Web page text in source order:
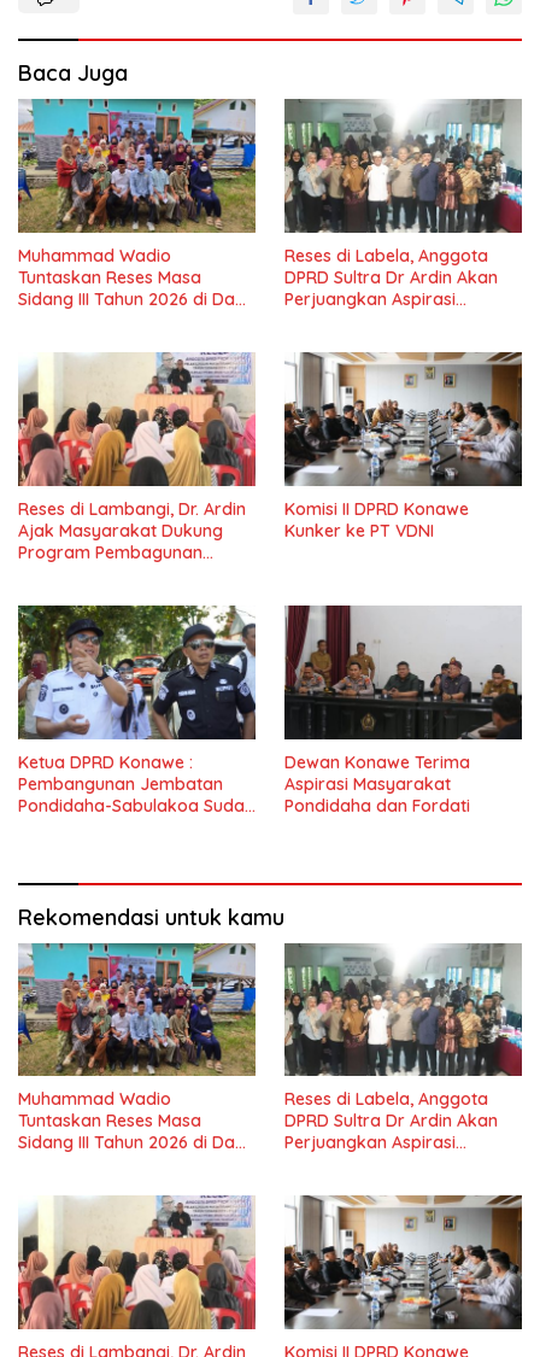
Baca Juga
Muhammad Wadio
Tuntaskan Reses Masa
Sidang III Tahun 2026 di Dapil
Reses di Labela, Anggota
DPRD Sultra Dr Ardin Akan
Perjuangkan Aspirasi
Reses di Lambangi, Dr. Ardin
Ajak Masyarakat Dukung
Program Pembagunan
Komisi II DPRD Konawe
Kunker ke PT VDNI
Ketua DPRD Konawe :
Pembangunan Jembatan
Pondidaha-Sabulakoa Sudah
Dewan Konawe Terima
Aspirasi Masyarakat
Pondidaha dan Fordati
Rekomendasi untuk kamu
Muhammad Wadio
Tuntaskan Reses Masa
Sidang III Tahun 2026 di Dapil
Reses di Labela, Anggota
DPRD Sultra Dr Ardin Akan
Perjuangkan Aspirasi
Reses di Lambangi, Dr. Ardin
Komisi II DPRD Konawe